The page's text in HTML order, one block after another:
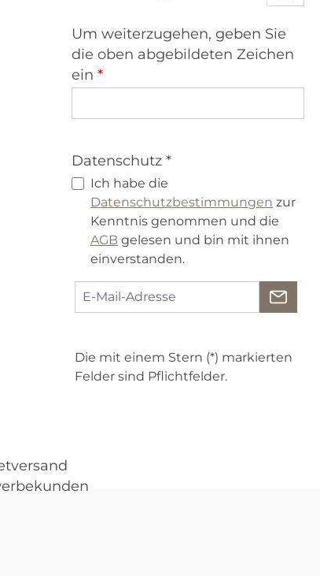
Um weiterzugehen, geben Sie
die oben abgebildeten Zeichen
ein *
Datenschutz *
Ich habe die
Datenschutzbestimmungen zur
Kenntnis genommen und die
AGB gelesen und bin mit ihnen
einverstanden.
Die mit einem Stern (*) markierten
Felder sind Pflichtfelder.